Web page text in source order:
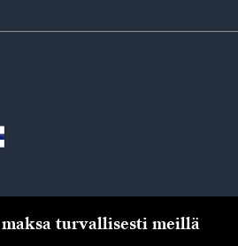
turvallisesti meillä